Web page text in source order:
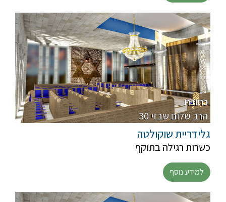
כתובת
30 הרב שלום שבזי
גלידריית שוקולטה
כשרות רגילה בתוקף
למידע נוסף